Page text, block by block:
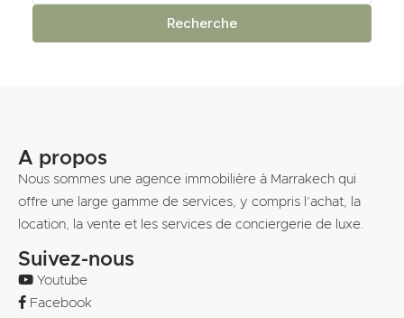
Recherche
A propos
Nous sommes une agence immobilière à Marrakech qui
offre une large gamme de services, y compris l’achat, la
location, la vente et les services de conciergerie de luxe.
Suivez-nous
Youtube
Facebook